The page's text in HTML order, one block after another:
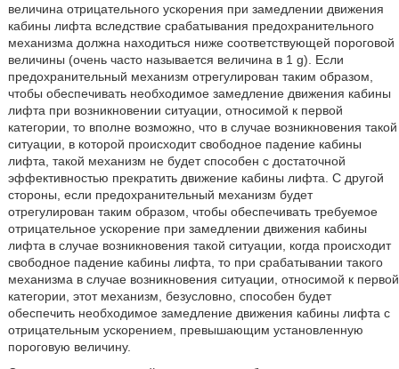
величина отрицательного ускорения при замедлении движения
кабины лифта вследствие срабатывания предохранительного
механизма должна находиться ниже соответствующей пороговой
величины (очень часто называется величина в 1 g). Если
предохранительный механизм отрегулирован таким образом,
чтобы обеспечивать необходимое замедление движения кабины
лифта при возникновении ситуации, относимой к первой
категории, то вполне возможно, что в случае возникновения такой
ситуации, в которой происходит свободное падение кабины
лифта, такой механизм не будет способен с достаточной
эффективностью прекратить движение кабины лифта. С другой
стороны, если предохранительный механизм будет
отрегулирован таким образом, чтобы обеспечивать требуемое
отрицательное ускорение при замедлении движения кабины
лифта в случае возникновения такой ситуации, когда происходит
свободное падение кабины лифта, то при срабатывании такого
механизма в случае возникновения ситуации, относимой к первой
категории, этот механизм, безусловно, способен будет
обеспечить необходимое замедление движения кабины лифта с
отрицательным ускорением, превышающим установленную
пороговую величину.